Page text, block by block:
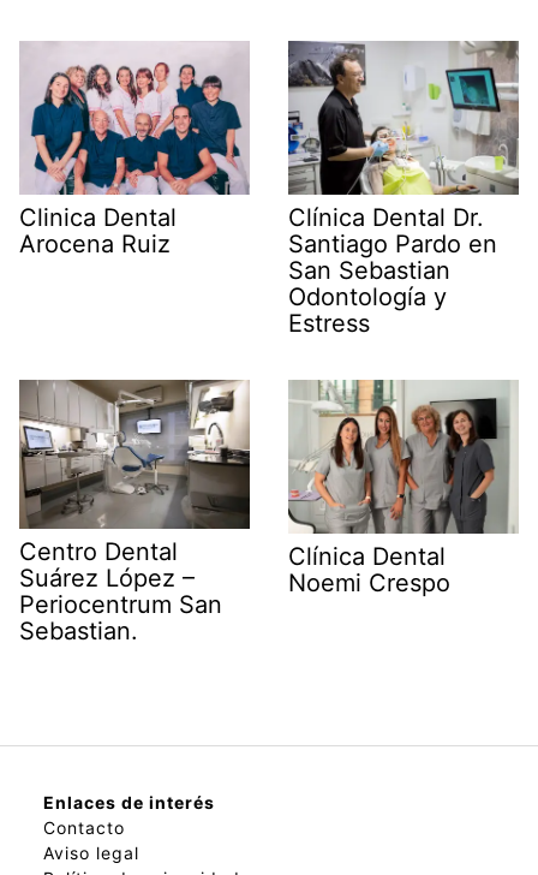
Clinica Dental
Arocena Ruiz
Clínica Dental Dr.
Santiago Pardo en
San Sebastian
Odontología y
Estress
Centro Dental
Suárez López –
Periocentrum San
Sebastian.
Clínica Dental
Noemi Crespo
Enlaces de interés
Contacto
Aviso legal